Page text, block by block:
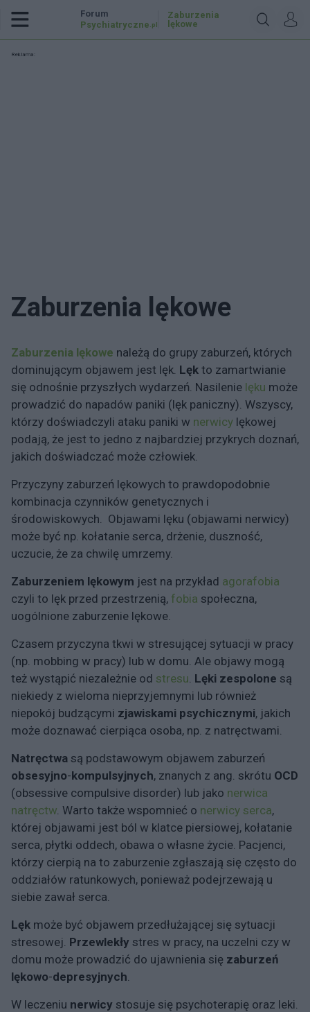
Forum
Psychiatryczne .pl
Zaburzenia
lękowe
Reklama:
Zaburzenia lękowe
Zaburzenia lękowe należą do grupy zaburzeń, których
dominującym objawem jest lęk. Lęk to zamartwianie
się odnośnie przyszłych wydarzeń. Nasilenie lęku może
prowadzić do napadów paniki (lęk paniczny). Wszyscy,
którzy doświadczyli ataku paniki w nerwicy lękowej
podają, że jest to jedno z najbardziej przykrych doznań,
jakich doświadczać może człowiek.
Przyczyny zaburzeń lękowych to prawdopodobnie
kombinacja czynników genetycznych i
środowiskowych. Objawami lęku (objawami nerwicy)
może być np. kołatanie serca, drżenie, duszność,
uczucie, że za chwilę umrzemy.
Zaburzeniem lękowym jest na przykład agorafobia
czyli to lęk przed przestrzenią, fobia społeczna,
uogólnione zaburzenie lękowe.
Czasem przyczyna tkwi w stresującej sytuacji w pracy
(np. mobbing w pracy) lub w domu. Ale objawy mogą
też wystąpić niezależnie od stresu. Lęki zespolone są
niekiedy z wieloma nieprzyjemnymi lub również
niepokój budzącymi zjawiskami psychicznymi, jakich
może doznawać cierpiąca osoba, np. z natręctwami.
Natręctwa są podstawowym objawem zaburzeń
obsesyjno-kompulsyjnych, znanych z ang. skrótu OCD
(obsessive compulsive disorder) lub jako nerwica
natręctw. Warto także wspomnieć o nerwicy serca,
której objawami jest ból w klatce piersiowej, kołatanie
serca, płytki oddech, obawa o własne życie. Pacjenci,
którzy cierpią na to zaburzenie zgłaszają się często do
oddziałów ratunkowych, ponieważ podejrzewają u
siebie zawał serca.
Lęk może być objawem przedłużającej się sytuacji
stresowej. Przewlekły stres w pracy, na uczelni czy w
domu może prowadzić do ujawnienia się zaburzeń
lękowo-depresyjnych.
W leczeniu nerwicy stosuje się psychoterapię oraz leki.